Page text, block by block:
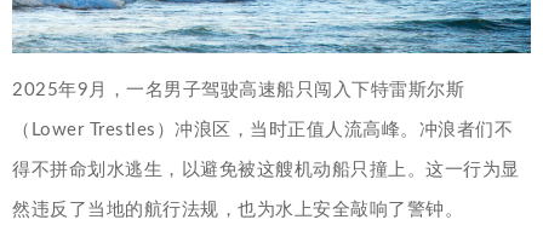
2025年9月，一名男子驾驶高速船只闯入下特雷斯尔斯
（Lower Trestles）冲浪区，当时正值人流高峰。冲浪者们不
得不拼命划水逃生，以避免被这艘机动船只撞上。这一行为显
然违反了当地的航行法规，也为水上安全敲响了警钟。